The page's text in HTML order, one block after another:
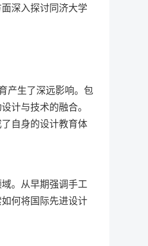
深入探讨同济大学
产生了深远影响。包
计与技术的融合。
自身的设计教育体
。从早期强调手工
何将国际先进设计